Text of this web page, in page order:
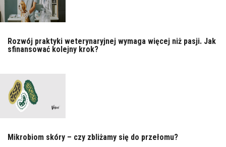
Rozwój praktyki weterynaryjnej wymaga więcej niż pasji. Jak
sfinansować kolejny krok?
Mikrobiom skóry – czy zbliżamy się do przełomu?